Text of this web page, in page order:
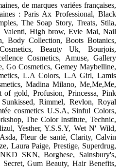
de marques variées françaises,
: Paris Ax Professional, Black
The Soap Story, Treats, Stila,
Valenti, High brow, Evie Mai, Nail
Body Collection, Boots Botanics,
Beauty Uk, Bourjois,
Cosmetics, Amuse, Gallery
Go Cosmetics, Gemey Maybelline,
L.A Colors, L.A Girl, Lamis
Madina Milano, Me,Me,Me,
gold, Profusion, Princessa, Pink
Rimmel, Revlon, Royal
cosmetics U.S.A, Sinful Colors,
The Color Institute, Technic,
Yesther, Y.S.S.Y, Wet N' Wild,
Fleur de santé, Clarity, Calvin
Laura Paige, Prestige, Superdrug,
SKN, Borghese, Sainsbury's,
Gum Beauty, Hair Benefits,